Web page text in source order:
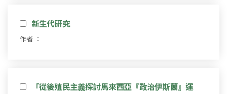
新生代研究
作者 ：
「從後殖民主義探討馬來西亞『政治伊斯蘭』運